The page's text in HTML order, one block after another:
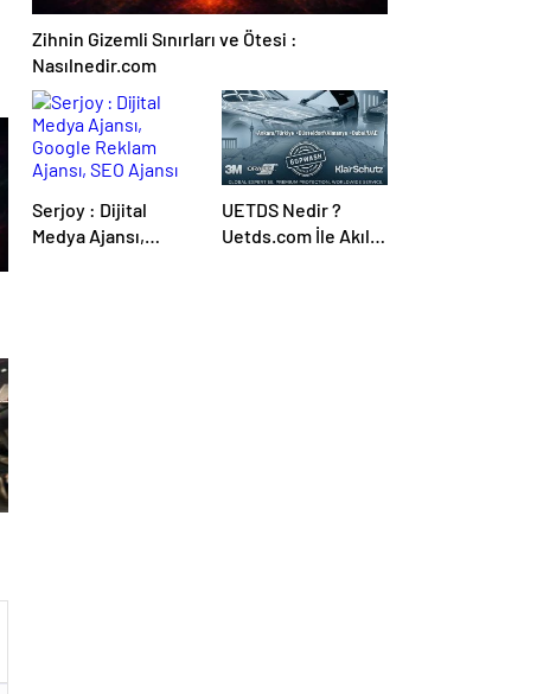
Zihnin Gizemli Sınırları ve Ötesi :
Nasılnedir.com
Serjoy : Dijital
Medya Ajansı,
UETDS Nedir ?
Uetds.com İle Akıllı